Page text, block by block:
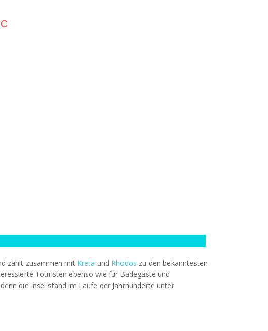
zählt zusammen mit Kreta und Rhodos zu den bekanntesten
Touristen ebenso wie für Badegäste und
die Insel stand im Laufe der Jahrhunderte unter